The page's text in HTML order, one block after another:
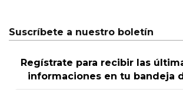
Suscríbete a nuestro boletín
Regístrate para recibir las
informaciones en tu bandeja